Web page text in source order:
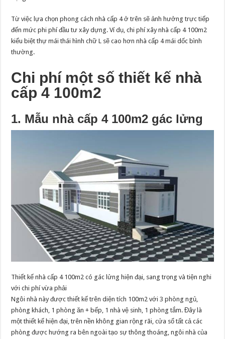
Từ việc lựa chọn phong cách nhà cấp 4 ở trên sẽ ảnh hưởng trực tiếp
đến mức phi phí đầu tư xây dựng. Ví dụ, chi phí xây nhà cấp 4 100m2
kiểu biệt thự mái thái hình chữ L sẽ cao hơn nhà cấp 4 mái dốc bình
thường.
Chi phí một số thiết kế nhà
cấp 4 100m2
1. Mẫu nhà cấp 4 100m2 gác lửng
Thiết kế nhà cấp 4 100m2 có gác lửng hiện đại, sang trọng và tiện nghi
với chi phí vừa phải
Ngôi nhà này được thiết kế trên diện tích 100m2 với 3 phòng ngủ,
phòng khách, 1 phòng ăn + bếp, 1 nhà vệ sinh, 1 phòng tắm. Đây là
một thiết kế hiện đại, trên nền không gian rộng rãi, cửa sổ tất cả các
phòng được hướng ra bên ngoài tạo sự thông thoáng, ngôi nhà của